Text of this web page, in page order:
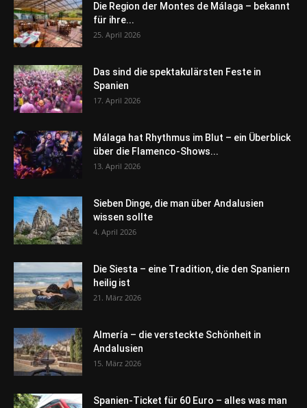
Die Region der Montes de Málaga – bekannt
für ihre...
25. April 2026
Das sind die spektakulärsten Feste in
Spanien
17. April 2026
Málaga hat Rhythmus im Blut – ein Überblick
über die Flamenco-Shows...
13. April 2026
Sieben Dinge, die man über Andalusien
wissen sollte
4. April 2026
Die Siesta – eine Tradition, die den Spaniern
heilig ist
21. März 2026
Almería – die versteckte Schönheit in
Andalusien
15. März 2026
Spanien-Ticket für 60 Euro – alles was man